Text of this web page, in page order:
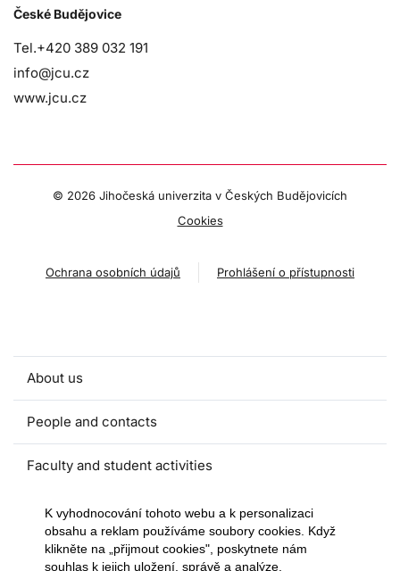
České Budějovice
Tel.+420 389 032 191
info@jcu.cz
www.jcu.cz
© 2026 Jihočeská univerzita v Českých Budějovicích
Cookies
Ochrana osobních údajů Prohlášení o přístupnosti
About us
People and contacts
Faculty and student activities
Projects and strategic partnerships
Documents
K vyhodnocování tohoto webu a k personalizaci
obsahu a reklam používáme soubory cookies. Když
klikněte na „přijmout cookies", poskytnete nám
souhlas k jejich uložení, správě a analýze.